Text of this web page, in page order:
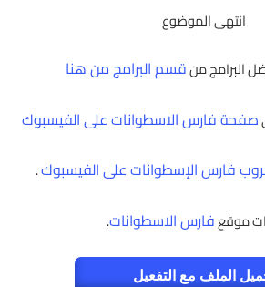
انتهى الموضوع
البرامج منقسم البرامج من هنا
صفحة فارس الاسطوانات على الفيسبوك
فارس الإسطوانات على الفيسبوك.
موقعفارس الاسطوانات.
الملف مع التفعيل